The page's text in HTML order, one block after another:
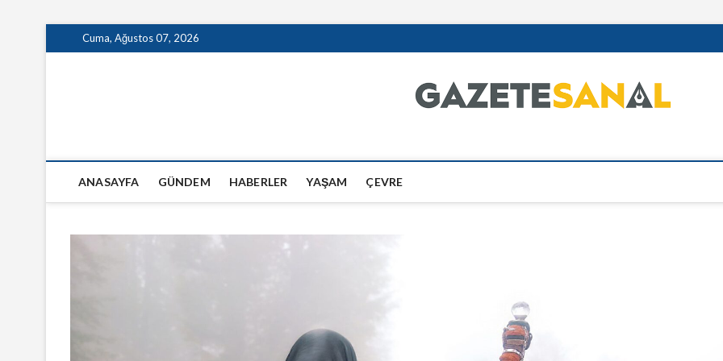
to
Cuma, Ağustos 07, 2026
ANASAYFA GÜNDEM HABERLER YAŞAM ÇEVRE